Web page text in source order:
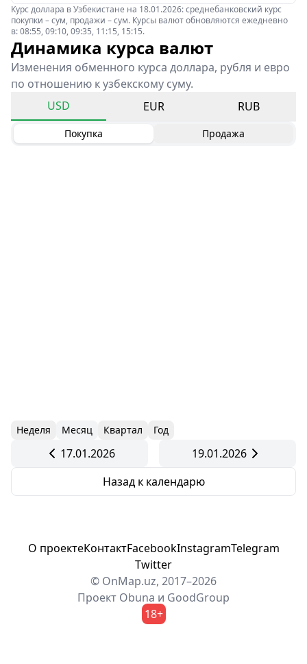
Курс доллара в Узбекистане на 18.01.2026: среднебанковский курс
покупки – сум, продажи – сум. Курсы валют обновляются ежедневно
в: 08:55, 09:10, 09:35, 11:15, 15:15.
Динамика курса валют
Изменения обменного курса доллара, рубля и евро
по отношению к узбекскому суму.
USD
EUR RUB
Покупка Продажа
Неделя Месяц Квартал Год
17.01.2026
19.01.2026
Назад к календарю
О проектеКонтактFacebookInstagramTelegram
Twitter
© OnMap.uz, 2017–2026
Проект Obuna и GoodGroup
18+